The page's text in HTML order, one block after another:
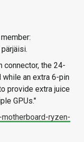
connector, the 24-
while an extra 6-pin
provide extra juice
GPUs."
ryzen-